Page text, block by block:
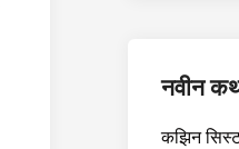
नवीन
कझिन